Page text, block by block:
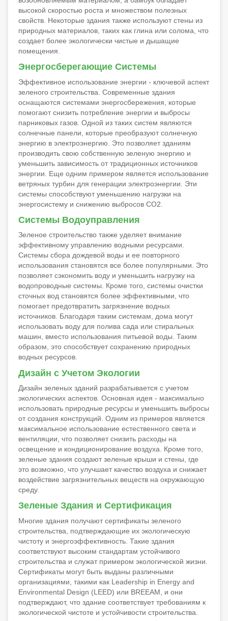
высокой скоростью роста и множеством полезных
свойств. Некоторые здания также используют стены из
природных материалов, таких как глина или солома, что
создает более экологически чистые и дышащие
помещения.
Энергосберегающие Системы
Эффективное использование энергии - ключевой аспект
зеленого строительства. Современные здания
оснащаются системами энергосбережения, которые
помогают снизить потребление энергии и выбросы
парниковых газов. Одной из таких систем являются
солнечные панели, которые преобразуют солнечную
энергию в электроэнергию. Это позволяет зданиям
производить свою собственную зеленую энергию и
уменьшить зависимость от традиционных источников
энергии. Еще одним примером является использование
ветряных турбин для генерации электроэнергии. Эти
системы способствуют уменьшению нагрузки на
энергосистему и снижению выбросов CO2.
Системы Водоуправления
Зеленое строительство также уделяет внимание
эффективному управлению водными ресурсами.
Системы сбора дождевой воды и ее повторного
использования становятся все более популярными. Это
позволяет сэкономить воду и уменьшить нагрузку на
водопроводные системы. Кроме того, системы очистки
сточных вод становятся более эффективными, что
помогает предотвратить загрязнение водных
источников. Благодаря таким системам, дома могут
использовать воду для полива сада или стиральных
машин, вместо использования питьевой воды. Таким
образом, это способствует сохранению природных
водных ресурсов.
Дизайн с Учетом Экологии
Дизайн зеленых зданий разрабатывается с учетом
экологических аспектов. Основная идея - максимально
использовать природные ресурсы и уменьшить выбросы
от создания конструкций. Одним из примеров является
максимальное использование естественного света и
вентиляции, что позволяет снизить расходы на
освещение и кондиционирование воздуха. Кроме того,
зеленые здания создают зеленые крыши и стены, где
это возможно, что улучшает качество воздуха и снижает
воздействие загрязнительных веществ на окружающую
среду.
Зеленые Здания и Сертификация
Многие здания получают сертификаты зеленого
строительства, подтверждающие их экологическую
чистоту и энергоэффективность. Такие здания
соответствуют высоким стандартам устойчивого
строительства и служат примером экологической жизни.
Сертификаты могут быть выданы различными
организациями, такими как Leadership in Energy and
Environmental Design (LEED) или BREEAM, и они
подтверждают, что здание соответствует требованиям к
экологической чистоте и устойчивости строительства.